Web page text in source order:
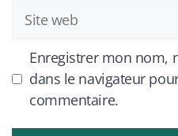
Site
web
Enregistrer mon nom,
dans le navigateur
commentaire.